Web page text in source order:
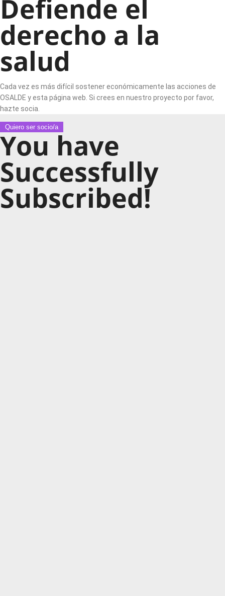
Defiende el
derecho a la
salud
Cada vez es más difícil sostener económicamente las acciones de
OSALDE y esta página web. Si crees en nuestro proyecto por favor,
hazte socia.
Quiero ser socio/a
You have
Successfully
Subscribed!